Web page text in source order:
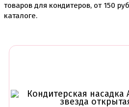
товаров для кондитеров, от 150
каталоге.